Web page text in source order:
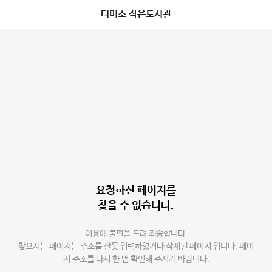
더미소 작은도서관
요청하신 페이지를
찾을 수 없습니다.
이용에 불편을 드려 죄송합니다.
찾으시는 페이지는 주소를 잘못 입력하였거나 삭제된 페이지 입니다. 페이
지 주소를 다시 한 번 확인해 주시기 바랍니다.